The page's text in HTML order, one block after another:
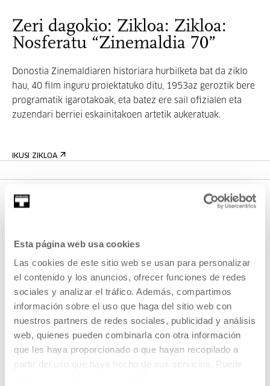
Esta página web usa cookies
Las cookies de este sitio web se usan para personalizar
el contenido y los anuncios, ofrecer funciones de redes
sociales y analizar el tráfico. Además, compartimos
información sobre el uso que haga del sitio web con
nuestros partners de redes sociales, publicidad y análisis
web, quienes pueden combinarla con otra información
que les haya proporcionado o que hayan recopilado a
partir del uso que haya hecho de sus servicios. Puede
Zeri dagokio: Zikloa: Zikloa:
Nosferatu “Zinemaldia 70”
Donostia Zinemaldiaren historiara hurbilketa bat da ziklo
hau, 40 film inguru proiektatuko ditu, 1953az geroztik bere
programatik igarotakoak, eta batez ere sail ofizialen eta
zuzendari berriei eskainitakoen artetik aukeratuak.
IKUSI ZIKLOA
EMAN IZENA BULETINEAN
ZATOZ
KONTAKTUA ETA ORDUTEGIAK